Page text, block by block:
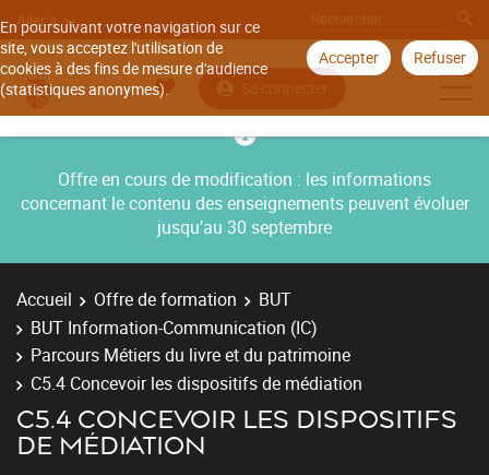
En poursuivant votre navigation sur ce
site, vous acceptez l'utilisation de
cookies à des fins de mesure d'audience
(statistiques anonymes).
Accepter Refuser
Aller à
Se connecter
Offre en cours de modification : les informations
concernant le contenu des enseignements peuvent évoluer
jusqu’au 30 septembre
Accueil Offre de formation
BUT
BUT Information-Communication (IC)
Parcours Métiers du livre et du patrimoine
C5.4 Concevoir les dispositifs de médiation
C5.4 CONCEVOIR LES DISPOSITIFS
DE MÉDIATION